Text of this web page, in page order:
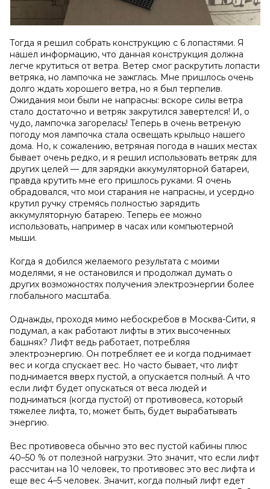
Тогда я решил собрать конструкцию с 6 лопастями. Я
нашел информацию, что данная конструкция должна
легче крутиться от ветра. Ветер смог раскрутить лопасти
ветряка, но лампочка не зажглась. Мне пришлось очень
долго ждать хорошего ветра, но я был терпелив.
Ожидания мои были не напрасны: вскоре силы ветра
стало достаточно и ветряк закрутился завертелся! И, о
чудо, лампочка загорелась! Теперь в очень ветреную
погоду моя лампочка стала освещать крыльцо нашего
дома. Но, к сожалению, ветряная погода в наших местах
бывает очень редко, и я решил использовать ветряк для
других целей — для зарядки аккумуляторной батареи,
правда крутить мне его пришлось руками. Я очень
обрадовался, что мои старания не напрасны, и усердно
крутил ручку стремясь полностью зарядить
аккумуляторную батарею. Теперь ее можно
использовать, например в часах или компьютерной
мыши.
Когда я добился желаемого результата с моими
моделями, я не остановился и продолжал думать о
других возможностях получения электроэнергии более
глобального масштаба.
Однажды, проходя мимо небоскребов в Москва-Сити, я
подумал, а как работают лифты в этих высоченных
башнях? Лифт ведь работает, потребляя
электроэнергию. Он потребляет ее и когда поднимает
вес и когда спускает вес. Но часто бывает, что лифт
поднимается вверх пустой, а опускается полный. А что
если лифт будет опускаться от веса людей и
подниматься (когда пустой) от противовеса, который
тяжелее лифта, то, может быть, будет вырабатывать
энергию.
Вес противовеса обычно это вес пустой кабины плюс
40–50 % от полезной нагрузки. Это значит, что если лифт
рассчитан на 10 человек, то противовес это вес лифта и
еще вес 4–5 человек. Значит, когда полный лифт едет